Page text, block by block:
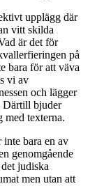
upplägg där
vitt skilda
är det för
på
bara för att väva
vi av
och lägger
Därtill bjuder
med texterna.
bara en av
genomgående
judiska
men utan att